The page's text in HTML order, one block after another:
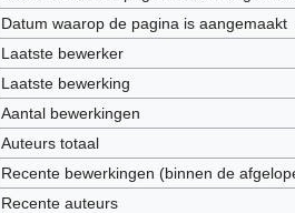
Datum waarop de pagina is aangemaakt
Laatste bewerker
Laatste bewerking
Aantal bewerkingen
Auteurs totaal
Recente bewerkingen (binnen de
Recente auteurs